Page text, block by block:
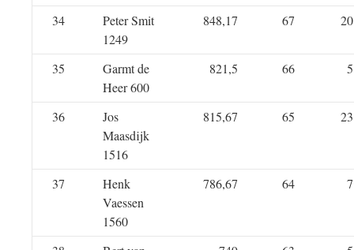
34
Peter Smit
1249
848,17 67 20
35
Garmt de
Heer 600
821,5 66 5
36
Jos
Maasdijk
1516
815,67 65 23
37
Henk
Vaessen
1560
786,67 64 7